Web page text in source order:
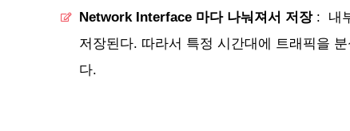
Network Interface 마다 나눠져서 저장: 내
저장된다. 따라서 특정 시간대에 트래픽을
다.